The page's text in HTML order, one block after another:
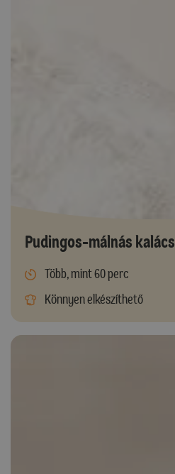
Pudingos-málnás kalács
Több, mint 60 perc
Könnyen elkészíthető